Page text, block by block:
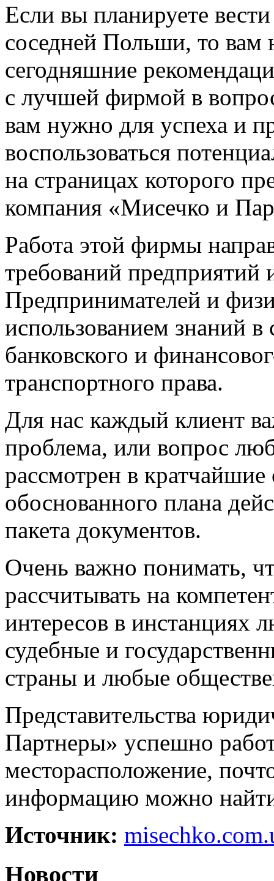
Если вы планируете
соседней Польши, то
сегодняшние
с лучшей фирмой в
вам нужно для успеха и
воспользоваться
на страницах которого
компания «Мисечко и
Работа этой фирмы
требований предприятий
Предпринимателей и
использованием знаний в
банковского и
транспортного права.
Для нас каждый клиент
проблема, или вопрос
рассмотрен в кратчайшие
обоснованного плана
пакета документов.
Очень важно понимать,
рассчитывать на
интересов в инстанциях
судебные и
страны и любые
Представительства
Партнеры» успешно
месторасположение,
информацию можно найти
Источник:
Новости